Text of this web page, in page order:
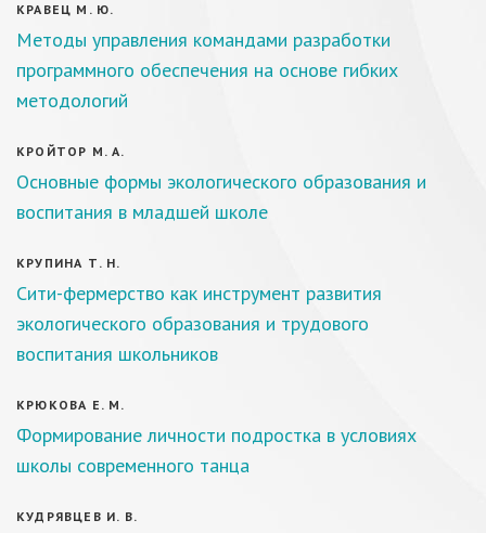
КРАВЕЦ М. Ю.
Методы управления командами разработки
программного обеспечения на основе гибких
методологий
КРОЙТОР М. А.
Основные формы экологического образования и
воспитания в младшей школе
КРУПИНА Т. Н.
Сити-фермерство как инструмент развития
экологического образования и трудового
воспитания школьников
КРЮКОВА Е. М.
Формирование личности подростка в условиях
школы современного танца
КУДРЯВЦЕВ И. В.